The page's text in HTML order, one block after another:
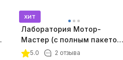
хит
Лаборатория Мотор-
Мастер (с полным пакетом
лицензий)
5.0 2 отзыва